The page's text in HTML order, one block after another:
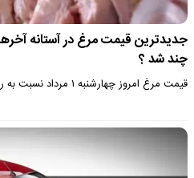
جدیدترین قیمت مرغ در آستانه
چند شد ؟
قیمت مرغ امروز چهارشنبه ۱ مرداد نسبت به روز گذشته با تغییرات کمی همراه شد.